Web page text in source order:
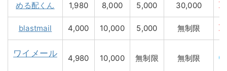
める配くん 1,980 8,000 5,000 30,000
blastmail 4,000 10,000 5,000 無制限
ワイメール 4,980 10,000 無制限 無制限